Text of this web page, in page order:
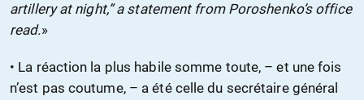
artillery at night,” a statement from Poroshenko’s office
read.»
• La réaction la plus habile somme toute, – et une fois
n’est pas coutume, – a été celle du secrétaire général